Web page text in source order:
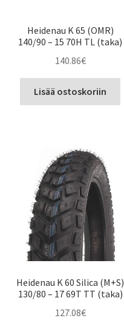
Heidenau K 65 (OMR)
140/90 – 15 70H TL (taka)
140.86€
Lisää ostoskoriin
Heidenau K 60 Silica (M+S)
130/80 – 17 69T TT (taka)
127.08€